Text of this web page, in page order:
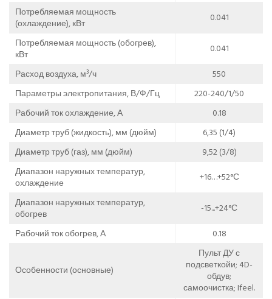
Потребляемая мощность
(охлаждение), кВт
0.041
Потребляемая мощность (обогрев),
кВт
0.041
Расход воздуха, м³/ч
550
Параметры электропитания, В/Ф/Гц
220-240/1/50
Рабочий ток охлаждение, А
0.18
Диаметр труб (жидкость), мм (дюйм)
6,35 (1/4)
Диаметр труб (газ), мм (дюйм)
9,52 (3/8)
Диапазон наружных температур,
охлаждение
+16…+52°С
Диапазон наружных температур,
обогрев
-15...+24°С
Рабочий ток обогрев, А
0.18
Особенности (основные)
Пульт ДУ с
подсветкойи; 4D-
обдув;
самоочистка; Ifeel.